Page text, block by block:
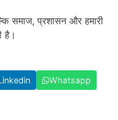
समाज, प्रशासन और हमारी
है।
Whatsapp